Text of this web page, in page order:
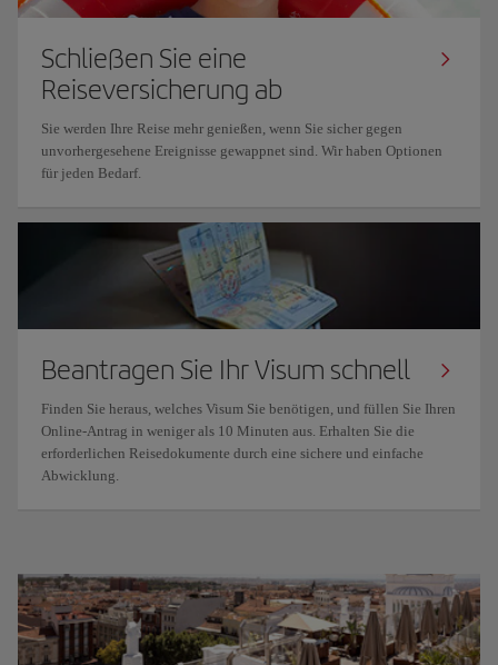
Schließen Sie eine
Reiseversicherung ab
Sie werden Ihre Reise mehr genießen, wenn Sie sicher gegen
unvorhergesehene Ereignisse gewappnet sind. Wir haben Optionen
für jeden Bedarf.
Beantragen Sie Ihr Visum schnell
Finden Sie heraus, welches Visum Sie benötigen, und füllen Sie Ihren
Online-Antrag in weniger als 10 Minuten aus. Erhalten Sie die
erforderlichen Reisedokumente durch eine sichere und einfache
Abwicklung.